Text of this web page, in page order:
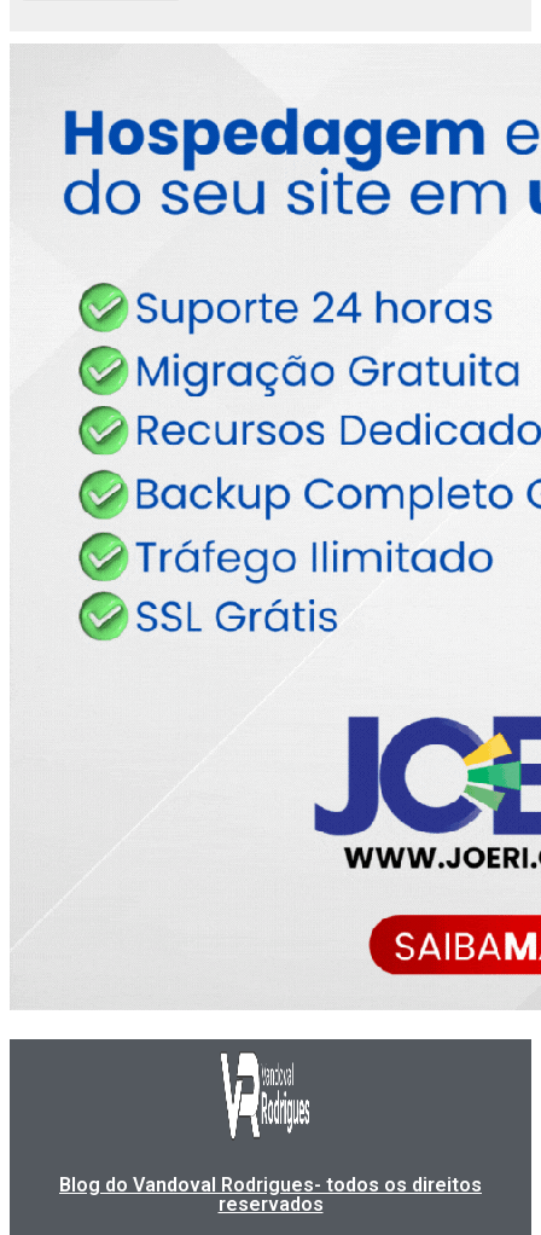
Blog do Vandoval Rodrigues- todos os direitos
reservados